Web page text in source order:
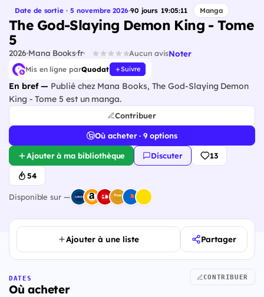
Date de sortie · 5 novembre 2026·90 jours 19:05:10 Manga
The God-Slaying Demon King - Tome
5
2026 Mana Booksfr Aucun avisNoter
Mis en ligne parQuodat Suivre
En bref — Publié chez Mana Books, The God-Slaying Demon
King - Tome 5 est un manga.
Contribuer
Où acheter · 9 options
Ajouter à ma bibliothèque Discuter 13
54
Disponible sur —
Ajouter à une liste Partager
DATES
Où acheter
CONTRIBUER